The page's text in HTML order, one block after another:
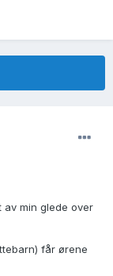
min glede over
får ørene